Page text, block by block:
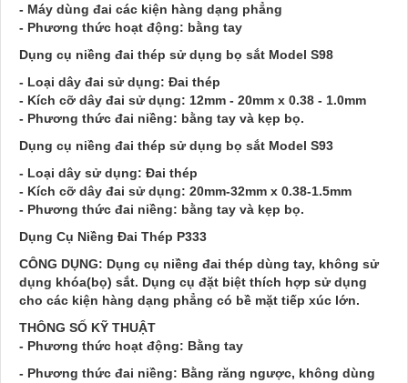
- Máy dùng đai các kiện hàng dạng phẳng
- Phương thức hoạt động: bằng tay
Dụng cụ niềng đai thép sử dụng bọ sắt Model S98
- Loại dây đai sử dụng: Đai thép
- Kích cỡ dây đai sử dụng: 12mm - 20mm x 0.38 - 1.0mm
- Phương thức đai niềng: bằng tay và kẹp bọ.
Dụng cụ niềng đai thép sử dụng bọ sắt Model S93
- Loại dây sử dụng: Đai thép
- Kích cỡ dây đai sử dụng: 20mm-32mm x 0.38-1.5mm
- Phương thức đai niềng: bằng tay và kẹp bọ.
Dụng Cụ Niềng Đai Thép P333
CÔNG DỤNG: Dụng cụ niềng đai thép dùng tay, không sử
dụng khóa(bọ) sắt. Dụng cụ đặt biệt thích hợp sử dụng
cho các kiện hàng dạng phẳng có bề mặt tiếp xúc lớn.
THÔNG SỐ KỸ THUẬT
- Phương thức hoạt động: Bằng tay
- Phương thức đai niềng: Bằng răng ngược, không dùng